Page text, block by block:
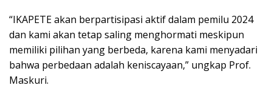
“IKAPETE akan berpartisipasi aktif dalam pemilu 2024
dan kami akan tetap saling menghormati meskipun
memiliki pilihan yang berbeda, karena kami menyadari
bahwa perbedaan adalah keniscayaan,” ungkap Prof.
Maskuri.